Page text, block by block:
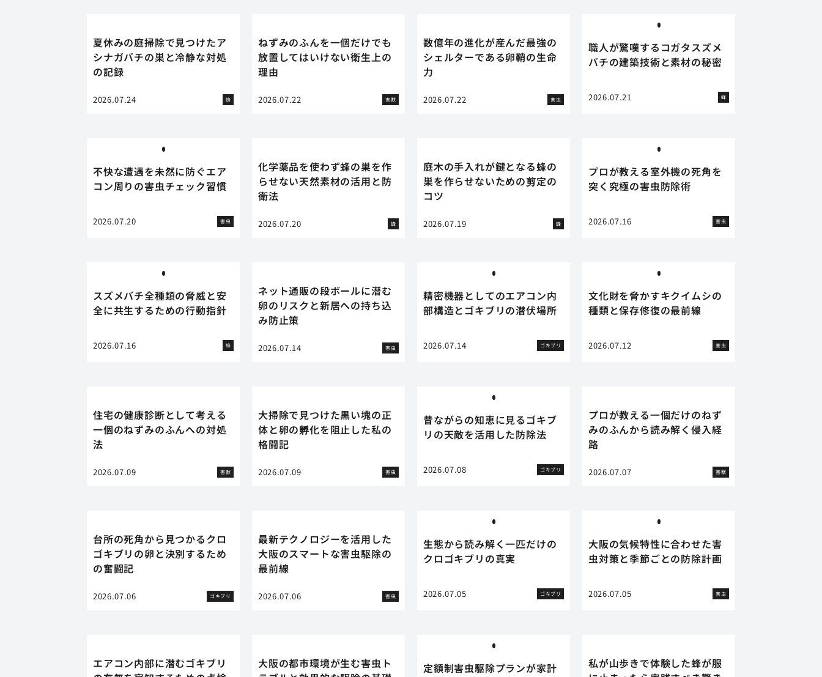
夏休みの庭掃除で見つけたア
シナガバチの巣と冷静な対処
の記録
2026.07.24 蜂
ねずみのふんを一個だけでも
放置してはいけない衛生上の
理由
2026.07.22 害獣
数億年の進化が産んだ最強の
シェルターである卵鞘の生命
力
2026.07.22 害虫
職人が驚嘆するコガタスズメ
バチの建築技術と素材の秘密
2026.07.21 蜂
不快な遭遇を未然に防ぐエア
コン周りの害虫チェック習慣
2026.07.20 害虫
化学薬品を使わず蜂の巣を作
らせない天然素材の活用と防
衛法
2026.07.20 蜂
庭木の手入れが鍵となる蜂の
巣を作らせないための剪定の
コツ
2026.07.19 蜂
プロが教える室外機の死角を
突く究極の害虫防除術
2026.07.16 害虫
スズメバチ全種類の脅威と安
全に共生するための行動指針
2026.07.16 蜂
ネット通販の段ボールに潜む
卵のリスクと新居への持ち込
み防止策
2026.07.14 害虫
精密機器としてのエアコン内
部構造とゴキブリの潜伏場所
2026.07.14 ゴキブリ
文化財を脅かすキクイムシの
種類と保存修復の最前線
2026.07.12 害虫
住宅の健康診断として考える
一個のねずみのふんへの対処
法
2026.07.09 害獣
大掃除で見つけた黒い塊の正
体と卵の孵化を阻止した私の
格闘記
2026.07.09 害虫
昔ながらの知恵に見るゴキブ
リの天敵を活用した防除法
2026.07.08 ゴキブリ
プロが教える一個だけのねず
みのふんから読み解く侵入経
路
2026.07.07 害獣
台所の死角から見つかるクロ
ゴキブリの卵と決別するため
の奮闘記
2026.07.06 ゴキブリ
最新テクノロジーを活用した
大阪のスマートな害虫駆除の
最前線
2026.07.06 害虫
生態から読み解く一匹だけの
クロゴキブリの真実
2026.07.05 ゴキブリ
大阪の気候特性に合わせた害
虫対策と季節ごとの防除計画
2026.07.05 害虫
エアコン内部に潜むゴキブリ
大阪の都市環境が生む害虫ト
定額制害虫駆除プランが家計
私が山歩きで体験した蜂が服